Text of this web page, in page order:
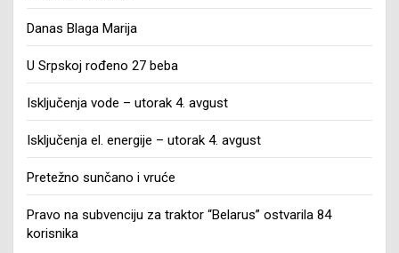
Danas Blaga Marija
U Srpskoj rođeno 27 beba
Isključenja vode – utorak 4. avgust
Isključenja el. energije – utorak 4. avgust
Pretežno sunčano i vruće
Pravo na subvenciju za traktor “Belarus” ostvarila 84
korisnika